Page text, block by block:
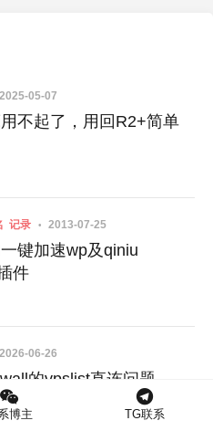
2025-05-07
不起了，用回R2+简单
记录 2013-07-25
键加速wp及qiniu
件
2026-06-26
的vpslist直连问题
博主 TG联系